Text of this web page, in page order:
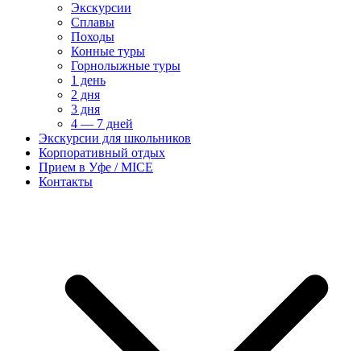
Экскурсии
Сплавы
Походы
Конные туры
Горнолыжные туры
1 день
2 дня
3 дня
4 — 7 дней
Экскурсии для школьников
Корпоративный отдых
Прием в Уфе / MICE
Контакты